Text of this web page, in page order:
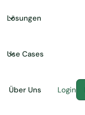
Lösungen
Use Cases
Über Uns Login